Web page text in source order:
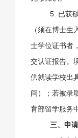
5. 已获
（须在博士
士学位证书者
交认证报告。
供就读学校出
间）；若被录
育部留学服务
三、申